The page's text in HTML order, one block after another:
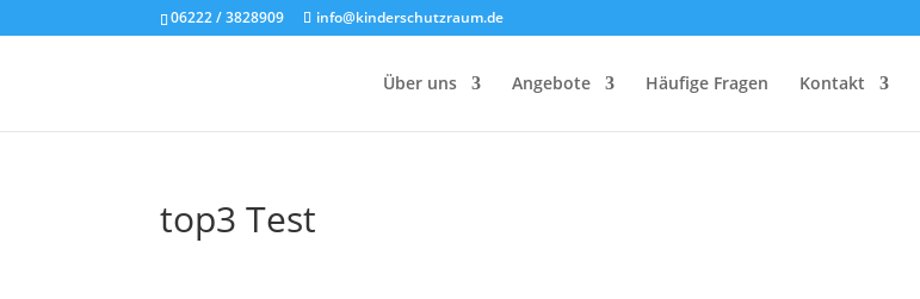
06222 / 3828909 info@kinderschutzraum.de
Über uns Angebote Häufige Fragen Kontakt
top3 Test